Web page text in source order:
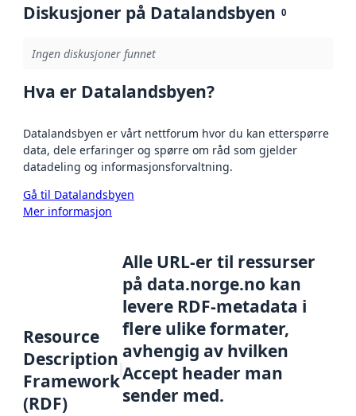
Diskusjoner på Datalandsbyen 0
Ingen diskusjoner funnet
Hva er Datalandsbyen?
Datalandsbyen er vårt nettforum hvor du kan etterspørre
data, dele erfaringer og spørre om råd som gjelder
datadeling og informasjonsforvaltning.
Gå til Datalandsbyen
Mer informasjon
Resource
Description
Framework
(RDF)
Alle URL-er til ressurser
på data.norge.no kan
levere RDF-metadata i
flere ulike formater,
avhengig av hvilken
Accept header man
sender med.